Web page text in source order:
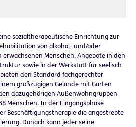
sozialtherapeutische Einrichtung zur
von alkohol- und/oder
Menschen. Angebote in den
sowie in der Werkstatt für seelisch
den Standard fachgerechter
großzügigen Gelände mit Garten
dazugehörigen Außenwohngruppen
Menschen. In der Eingangsphase
Beschäftigungstherapie die angestrebte
Danach kann jeder seine